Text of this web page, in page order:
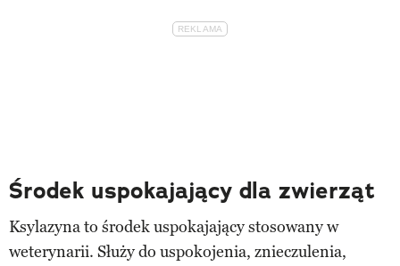
Środek uspokajający dla zwierząt
Ksylazyna to środek uspokajający stosowany w
weterynarii. Służy do uspokojenia, znieczulenia,